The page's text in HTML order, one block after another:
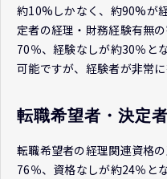
約10%しかなく、約90%が
定者の経理・財務経験有無
70％、経験なしが約30％と
可能ですが、経験者が非常
転職希望者・決定
転職希望者の経理関連資格
76％、資格なしが約24％と